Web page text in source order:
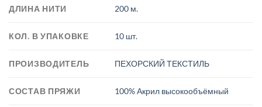
ДЛИНА НИТИ 200 м.
КОЛ. В УПАКОВКЕ 10 шт.
ПРОИЗВОДИТЕЛЬ ПЕХОРСКИЙ ТЕКСТИЛЬ
СОСТАВ ПРЯЖИ 100% Акрил высокообъёмный